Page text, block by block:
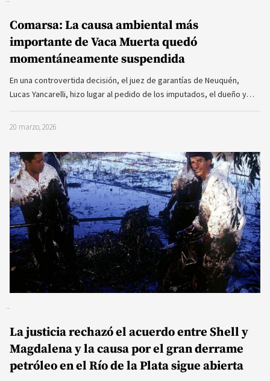
Comarsa: La causa ambiental más
importante de Vaca Muerta quedó
momentáneamente suspendida
En una controvertida decisión, el juez de garantías de Neuquén,
Lucas Yancarelli, hizo lugar al pedido de los imputados, el dueño y…
20 marzo, 2026
La justicia rechazó el acuerdo entre Shell y
Magdalena y la causa por el gran derrame
petróleo en el Río de la Plata sigue abierta